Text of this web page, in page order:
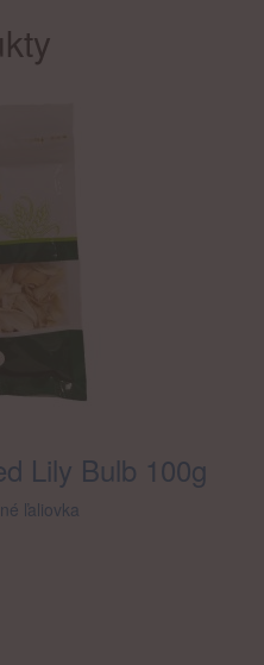
Lily Bulb 100g
ľaliovka